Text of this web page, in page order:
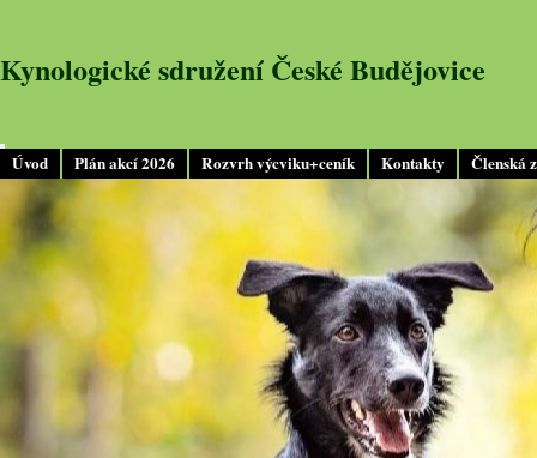
Úvod Plán akcí 2026 Rozvrh výcviku+ceník Kontakty Členská
Kynologické sdružení České Budějovice